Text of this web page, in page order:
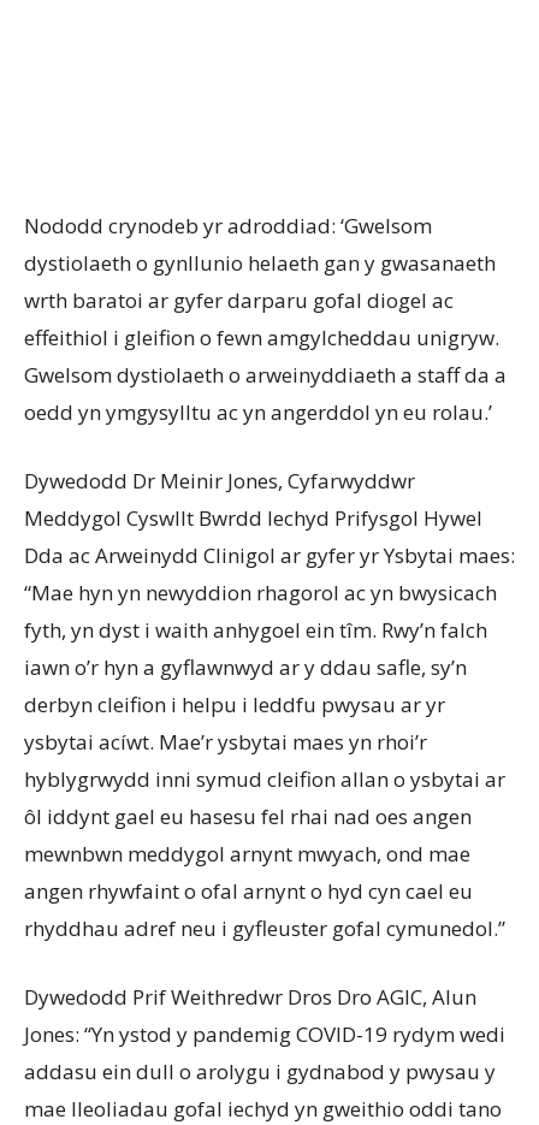
Nododd crynodeb yr adroddiad: ‘Gwelsom
dystiolaeth o gynllunio helaeth gan y gwasanaeth
wrth baratoi ar gyfer darparu gofal diogel ac
effeithiol i gleifion o fewn amgylcheddau unigryw.
Gwelsom dystiolaeth o arweinyddiaeth a staff da a
oedd yn ymgysylltu ac yn angerddol yn eu rolau.’
Dywedodd Dr Meinir Jones, Cyfarwyddwr
Meddygol Cyswllt Bwrdd Iechyd Prifysgol Hywel
Dda ac Arweinydd Clinigol ar gyfer yr Ysbytai maes:
“Mae hyn yn newyddion rhagorol ac yn bwysicach
fyth, yn dyst i waith anhygoel ein tîm. Rwy’n falch
iawn o’r hyn a gyflawnwyd ar y ddau safle, sy’n
derbyn cleifion i helpu i leddfu pwysau ar yr
ysbytai acíwt. Mae’r ysbytai maes yn rhoi’r
hyblygrwydd inni symud cleifion allan o ysbytai ar
ôl iddynt gael eu hasesu fel rhai nad oes angen
mewnbwn meddygol arnynt mwyach, ond mae
angen rhywfaint o ofal arnynt o hyd cyn cael eu
rhyddhau adref neu i gyfleuster gofal cymunedol.”
Dywedodd Prif Weithredwr Dros Dro AGIC, Alun
Jones: “Yn ystod y pandemig COVID-19 rydym wedi
addasu ein dull o arolygu i gydnabod y pwysau y
mae lleoliadau gofal iechyd yn gweithio oddi tano